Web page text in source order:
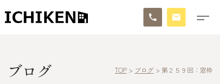
ブログ
ブログ TOP > ブログ > 第２５９回：窓枠